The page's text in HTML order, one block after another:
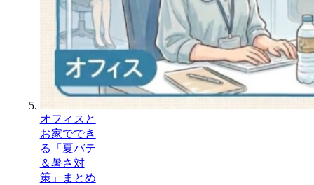
オフィスと
お家ででき
る「夏バテ
＆暑さ対
策」まとめ